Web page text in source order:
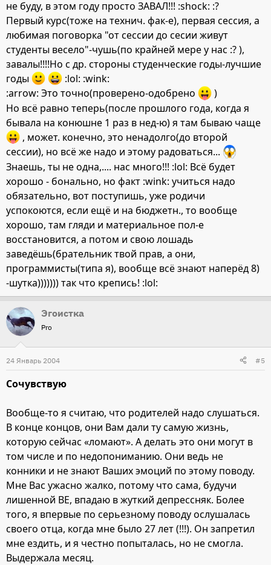
не буду, в этом году просто ЗАВАЛ!!! :shock: :?
Первый курс(тоже на технич. фак-е), первая сессия, а
любимая поговорка "от сессии до сесии живут
студенты весело"-чушь(по крайней мере у нас :? ),
завалы!!!!Но с др. стороны студенческие годы-лучшие
годы
:lol: :wink:
:arrow: Это точно(проверено-одобрено
)
Но всё равно теперь(после прошлого года, когда я
бывала на конюшне 1 раз в нед-ю) я там бываю чаще
, может. конечно, это ненадолго(до второй
сессии), но всё же надо и этому радоваться...
Знаешь, ты не одна,.... нас много!!! :lol: Всё будет
хорошо - бонально, но факт :wink: учиться надо
обязательно, вот поступишь, уже родичи
успокоются, если ещё и на бюджетн., то вообще
хорошо, там гляди и материальное пол-е
восстановится, а потом и свою лошадь
заведёшь(брательник твой прав, а они,
программисты(типа я), вообще всё знают наперёд 8)
-шутка))))))) так что крепись! :lol:
Эгоистка
Pro
24 Январь 2004 #5
Сочувствую
Вообще-то я считаю, что родителей надо слушаться.
В конце концов, они Вам дали ту самую жизнь,
которую сейчас «ломают». А делать это они могут в
том числе и по недопониманию. Они ведь не
конники и не знают Ваших эмоций по этому поводу.
Мне Вас ужасно жалко, потому что сама, будучи
лишенной ВЕ, впадаю в жуткий депрессняк. Более
того, я впервые по серьезному поводу ослушалась
своего отца, когда мне было 27 лет (!!!). Он запретил
мне ездить, и я честно попыталась, но не смогла.
Выдержала месяц.